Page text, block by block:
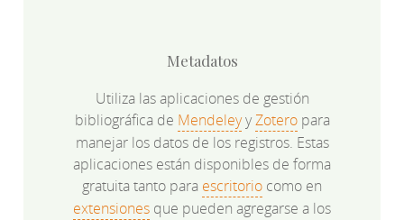
Metadatos
Utiliza las aplicaciones de gestión
bibliográfica de MendeleyyZoteropara
manejar los datos de los registros. Estas
aplicaciones están disponibles de forma
gratuita tanto para escritorio como en
extensiones que pueden agregarse a los